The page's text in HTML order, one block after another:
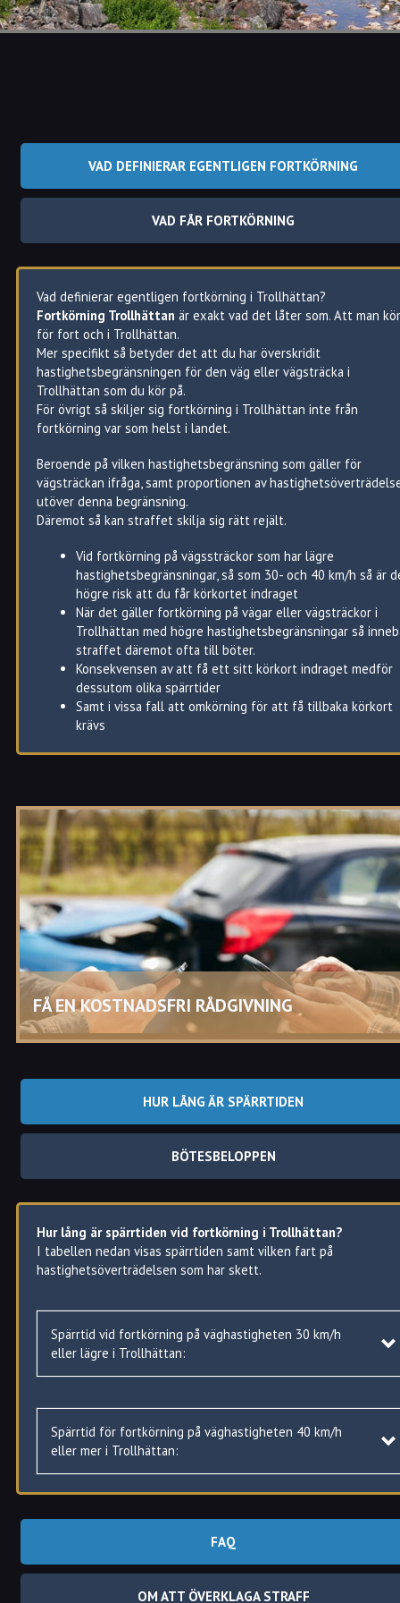
VAD DEFINIERAR EGENTLIGEN FORTKÖRNING
VAD FÅR FORTKÖRNING
Vad definierar egentligen fortkörning i Trollhättan?
Fortkörning Trollhättan är exakt vad det låter som. Att man kör
för fort och i Trollhättan.
Mer specifikt så betyder det att du har överskridit
hastighetsbegränsningen för den väg eller vägsträcka i
Trollhättan som du kör på.
För övrigt så skiljer sig fortkörning i Trollhättan inte från
fortkörning var som helst i landet.
Beroende på vilken hastighetsbegränsning som gäller för
vägsträckan ifråga, samt proportionen av
utöver denna begränsning.
Däremot så kan straffet skilja sig rätt rejält.
Vid fortkörning på vägssträckor som har lägre
hastighetsbegränsningar, så som 30- och 40 km/h så är
högre risk att du får körkortet indraget
När det gäller fortkörning på vägar eller vägsträckor i
Trollhättan med högre hastighetsbegränsningar så
straffet däremot ofta till böter.
Konsekvensen av att få ett sitt körkort indraget medför
dessutom olika spärrtider
Samt i vissa fall att omkörning för att få tillbaka körkort
krävs
Vad får fortkörning i Trollhättan för konsekvenser?
Konsekvenserna för fortkörning i Trollhättan skiljer sig
på hastighetsbegränsning samt hastighetsöverträdelse.
När fortkörningen anses vara ringa så blir det ett bötesbelopp
beroende på hastighetsöverträdelse.
Vid lägre hastighetsbegränsningar eller vid hög
hastighetsöverträdelse i Trollhättan så kan körkortet bli
återkallat med olika spärrtider.
FÅ EN KOSTNADSFRI RÅDGIVNING
HUR LÅNG ÄR SPÄRRTIDEN
BÖTESBELOPPEN
Hur lång är spärrtiden vid fortkörning i Trollhättan?
I tabellen nedan visas spärrtiden samt vilken fart på
hastighetsöverträdelsen som har skett.
Spärrtid vid fortkörning på väghastigheten 30 km/h
eller lägre i Trollhättan:
Hastighetsöverträdelse
16–20 km/h
Varning
41–50 km/h
4 månader
Spärrtid för fortkörning på väghastigheten 40 km/h
eller mer i Trollhättan:
Hastighetsöverträdelse
25–30 km/h
Varning
Hur mycket är bötesbeloppen vid fortkörning i Trollhättan?
FAQ
OM ATT ÖVERKLAGA STRAFF